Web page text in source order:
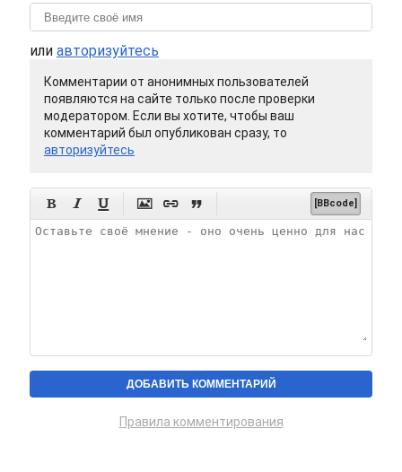
или авторизуйтесь
Комментарии от анонимных пользователей
появляются на сайте только после проверки
модератором. Если вы хотите, чтобы ваш
комментарий был опубликован сразу, то
авторизуйтесь
      [BBcode]
Правила комментирования